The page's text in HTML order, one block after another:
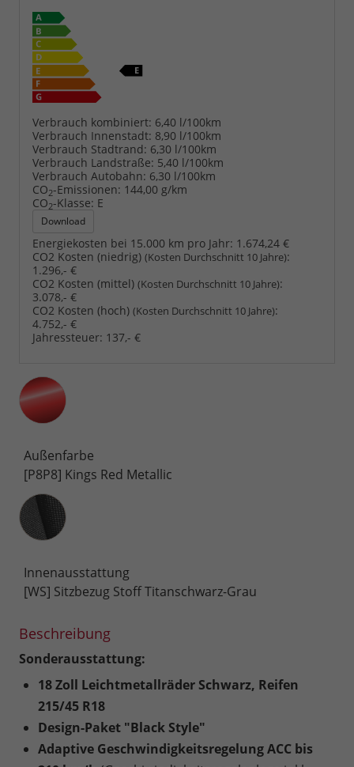
Verbrauch kombiniert: 6,40 l/100km
Verbrauch Innenstadt: 8,90 l/100km
Verbrauch Stadtrand: 6,30 l/100km
Verbrauch Landstraße: 5,40 l/100km
Verbrauch Autobahn: 6,30 l/100km
CO2-Emissionen: 144,00 g/km
CO2-Klasse: E
Download
Energiekosten bei 15.000 km pro Jahr: 1.674,24 €
CO2 Kosten (niedrig) (Kosten Durchschnitt 10 Jahre):
1.296,- €
CO2 Kosten (mittel) (Kosten Durchschnitt 10 Jahre):
3.078,- €
CO2 Kosten (hoch) (Kosten Durchschnitt 10 Jahre):
4.752,- €
Jahressteuer: 137,- €
Außenfarbe
[P8P8] Kings Red Metallic
Innenausstattung
Innenausstattung
[WS] Sitzbezug Stoff Titanschwarz-Grau
Beschreibung
Sonderausstattung:
18 Zoll Leichtmetallräder Schwarz, Reifen
215/45 R18
Design-Paket "Black Style"
Adaptive Geschwindigkeitsregelung ACC bis